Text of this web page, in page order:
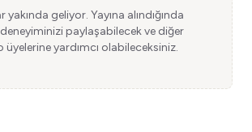
yakında geliyor. Yayına alındığında
deneyiminizi paylaşabilecek ve diğer
üyelerine yardımcı olabileceksiniz.